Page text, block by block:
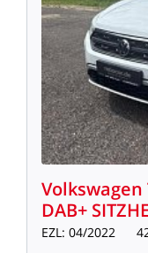
Volkswagen
DAB+
EZL: 04/2022